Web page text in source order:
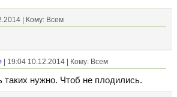
| Кому: Всем
| 19:04 10.12.2014 | Кому: Всем
таких нужно. Чтоб не плодились.